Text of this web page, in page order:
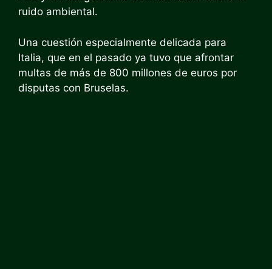
ruido ambiental.
Una cuestión especialmente delicada para
Italia, que en el pasado ya tuvo que afrontar
multas de más de 800 millones de euros por
disputas con Bruselas.